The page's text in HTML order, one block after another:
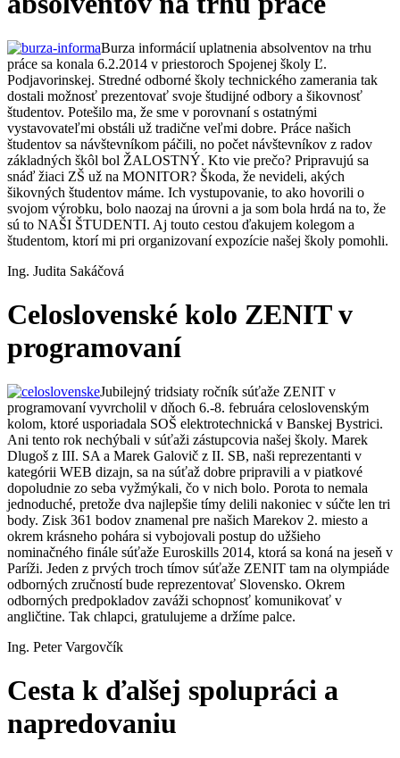
Burza informácií uplatnenia absolventov na trhu
práce sa konala 6.2.2014 v priestoroch Spojenej školy Ľ.
Podjavorinskej. Stredné odborné školy technického zamerania tak
dostali možnosť prezentovať svoje študijné odbory a šikovnosť
študentov. Potešilo ma, že sme v porovnaní s ostatnými
vystavovateľmi obstáli už tradične veľmi dobre. Práce našich
študentov sa návštevníkom páčili, no počet návštevníkov z radov
základných škôl bol ŽALOSTNÝ. Kto vie prečo? Pripravujú sa
snáď žiaci ZŠ už na MONITOR? Škoda, že nevideli, akých
šikovných študentov máme. Ich vystupovanie, to ako hovorili o
svojom výrobku, bolo naozaj na úrovni a ja som bola hrdá na to, že
sú to NAŠI ŠTUDENTI. Aj touto cestou ďakujem kolegom a
študentom, ktorí mi pri organizovaní expozície našej školy pomohli.
Ing. Judita Sakáčová
Celoslovenské kolo ZENIT v
programovaní
Jubilejný tridsiaty ročník súťaže ZENIT v
programovaní vyvrcholil v dňoch 6.-8. februára celoslovenským
kolom, ktoré usporiadala SOŠ elektrotechnická v Banskej Bystrici.
Ani tento rok nechýbali v súťaži zástupcovia našej školy. Marek
Dlugoš z III. SA a Marek Galovič z II. SB, naši reprezentanti v
kategórii WEB dizajn, sa na súťaž dobre pripravili a v piatkové
dopoludnie zo seba vyžmýkali, čo v nich bolo. Porota to nemala
jednoduché, pretože dva najlepšie tímy delili nakoniec v súčte len tri
body. Zisk 361 bodov znamenal pre našich Marekov 2. miesto a
okrem krásneho pohára si vybojovali postup do užšieho
nominačného finále súťaže Euroskills 2014, ktorá sa koná na jeseň v
Paríži. Jeden z prvých troch tímov súťaže ZENIT tam na olympiáde
odborných zručností bude reprezentovať Slovensko. Okrem
odborných predpokladov zaváži schopnosť komunikovať v
angličtine. Tak chlapci, gratulujeme a držíme palce.
Ing. Peter Vargovčík
Cesta k ďalšej spolupráci a
napredovaniu